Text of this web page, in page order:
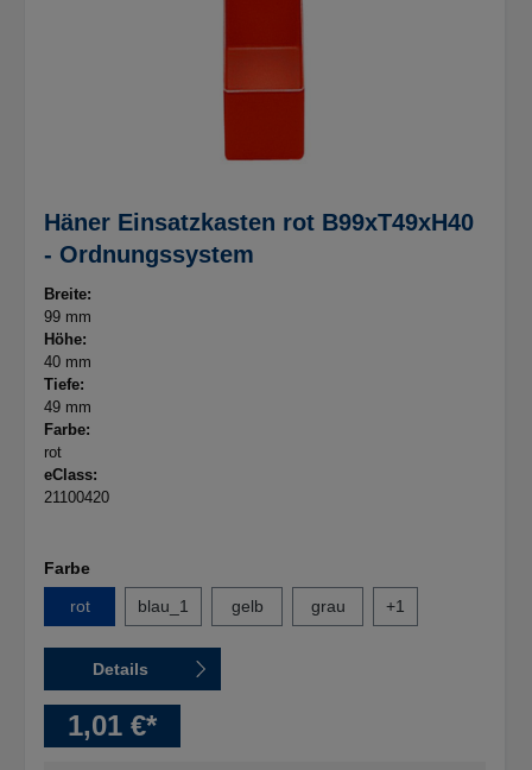
Häner Einsatzkasten rot B99xT49xH40
- Ordnungssystem
Breite:
99 mm
Höhe:
40 mm
Tiefe:
49 mm
Farbe:
rot
eClass:
21100420
Farbe
rot
blau_1 gelb grau +1
Details
1,01 €*